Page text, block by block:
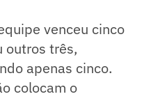
venceu cinco
outros três,
apenas cinco.
colocam o